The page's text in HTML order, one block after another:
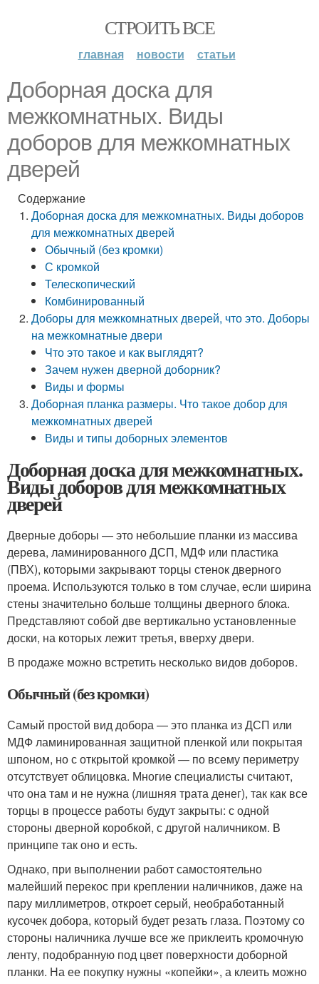
СТРОИТЬ ВСЕ
главная новости статьи
Доборная доска для
межкомнатных. Виды
доборов для межкомнатных
дверей
Содержание
Доборная доска для межкомнатных. Виды доборов
для межкомнатных дверей
Обычный (без кромки)
С кромкой
Телескопический
Комбинированный
Доборы для межкомнатных дверей, что это. Доборы
на межкомнатные двери
Что это такое и как выглядят?
Зачем нужен дверной доборник?
Виды и формы
Доборная планка размеры. Что такое добор для
межкомнатных дверей
Виды и типы доборных элементов
Доборная доска для межкомнатных.
Виды доборов для межкомнатных
дверей
Дверные доборы — это небольшие планки из массива
дерева, ламинированного ДСП, МДФ или пластика
(ПВХ), которыми закрывают торцы стенок дверного
проема. Используются только в том случае, если ширина
стены значительно больше толщины дверного блока.
Представляют собой две вертикально установленные
доски, на которых лежит третья, вверху двери.
В продаже можно встретить несколько видов доборов.
Обычный (без кромки)
Самый простой вид добора — это планка из ДСП или
МДФ ламинированная защитной пленкой или покрытая
шпоном, но с открытой кромкой — по всему периметру
отсутствует облицовка. Многие специалисты считают,
что она там и не нужна (лишняя трата денег), так как все
торцы в процессе работы будут закрыты: с одной
стороны дверной коробкой, с другой наличником. В
принципе так оно и есть.
Однако, при выполнении работ самостоятельно
малейший перекос при креплении наличников, даже на
пару миллиметров, откроет серый, необработанный
кусочек добора, который будет резать глаза. Поэтому со
стороны наличника лучше все же приклеить кромочную
ленту, подобранную под цвет поверхности доборной
планки. На ее покупку нужны «копейки», а клеить можно